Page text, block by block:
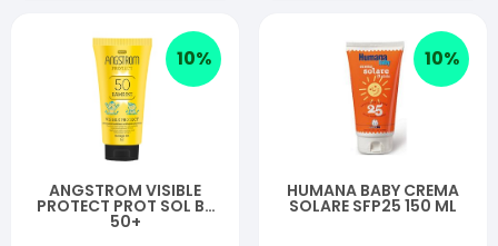
10%
ANGSTROM VISIBLE
PROTECT PROT SOL BB
50+
10%
HUMANA BABY CREMA
SOLARE SFP25 150 ML